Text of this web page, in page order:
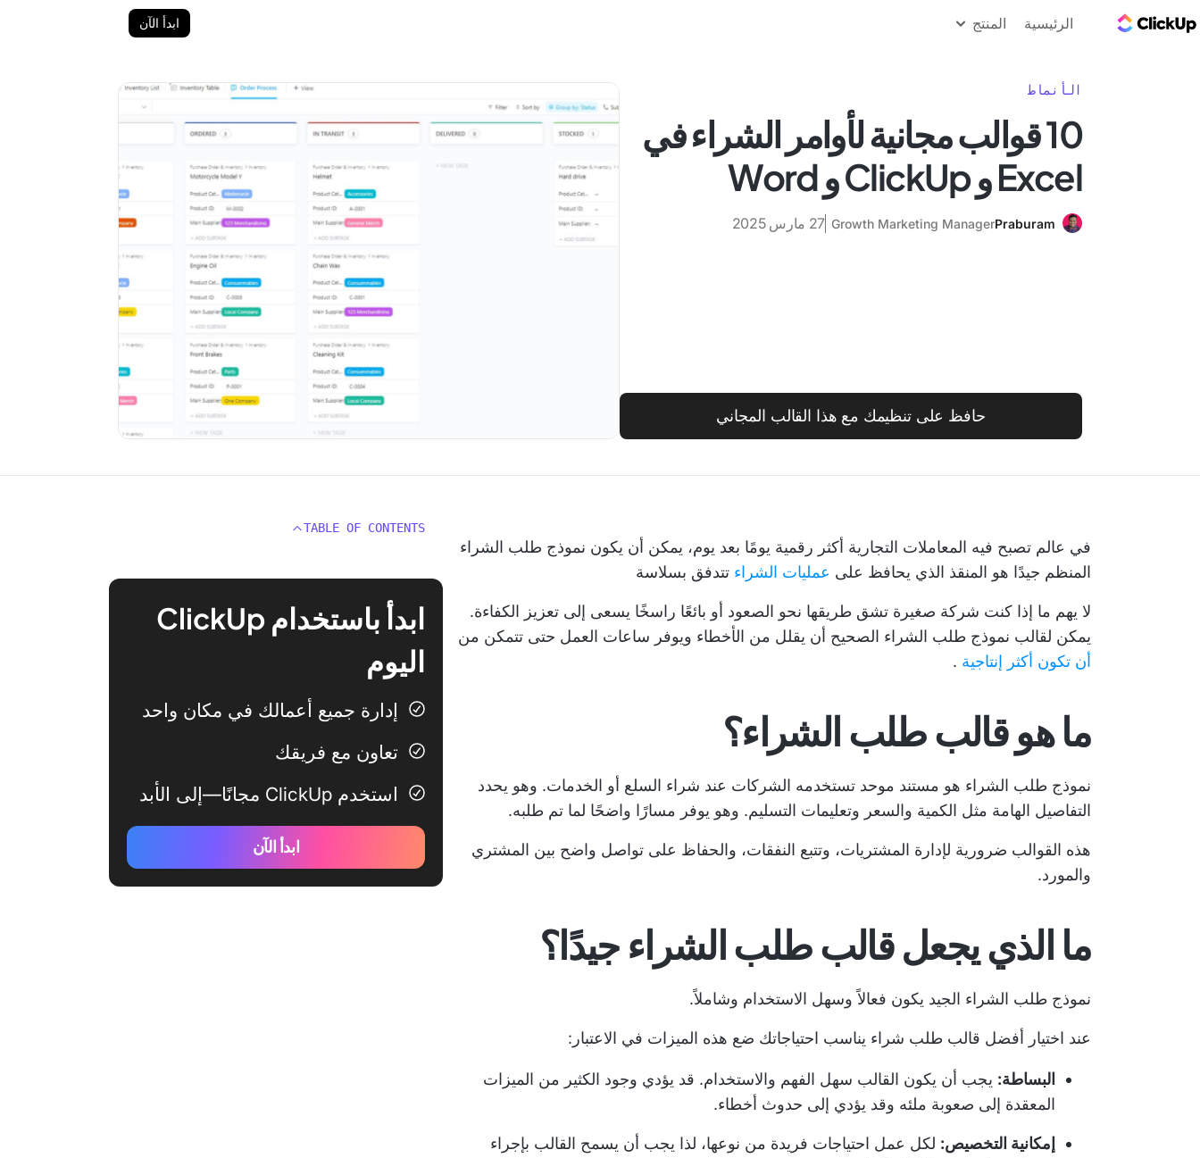
الرئيسية المنتج ابدأ الآن
الأنماط
10 قوالب مجانية لأوامر الشراء في
Excel و ClickUp و Word
Praburam
Growth Marketing Manager 27 مارس 2025
حافظ على تنظيمك مع هذا القالب المجاني
في عالم تصبح فيه المعاملات التجارية أكثر رقمية يومًا بعد يوم، يمكن أن يكون نموذج طلب الشراء
المنظم جيدًا هو المنقذ الذي يحافظ على عمليات الشراء تتدفق بسلاسة
لا يهم ما إذا كنت شركة صغيرة تشق طريقها نحو الصعود أو بائعًا راسخًا يسعى إلى تعزيز الكفاءة.
يمكن لقالب نموذج طلب الشراء الصحيح أن يقلل من الأخطاء ويوفر ساعات العمل حتى تتمكن من
أن تكون أكثر إنتاجية .
ما هو قالب طلب الشراء؟
نموذج طلب الشراء هو مستند موحد تستخدمه الشركات عند شراء السلع أو الخدمات. وهو يحدد
التفاصيل الهامة مثل الكمية والسعر وتعليمات التسليم. وهو يوفر مسارًا واضحًا لما تم طلبه.
هذه القوالب ضرورية لإدارة المشتريات، وتتبع النفقات، والحفاظ على تواصل واضح بين المشتري
والمورد.
ما الذي يجعل قالب طلب الشراء جيدًا؟
نموذج طلب الشراء الجيد يكون فعالاً وسهل الاستخدام وشاملاً.
عند اختيار أفضل قالب طلب شراء يناسب احتياجاتك ضع هذه الميزات في الاعتبار:
البساطة: يجب أن يكون القالب سهل الفهم والاستخدام. قد يؤدي وجود الكثير من الميزات
المعقدة إلى صعوبة ملئه وقد يؤدي إلى حدوث أخطاء.
إمكانية التخصيص: لكل عمل احتياجات فريدة من نوعها، لذا يجب أن يسمح القالب بإجراء
TABLE OF CONTENTS
ابدأ باستخدام ClickUp
اليوم
إدارة جميع أعمالك في مكان واحد
تعاون مع فريقك
استخدم ClickUp مجانًا—إلى الأبد
ابدأ الآن